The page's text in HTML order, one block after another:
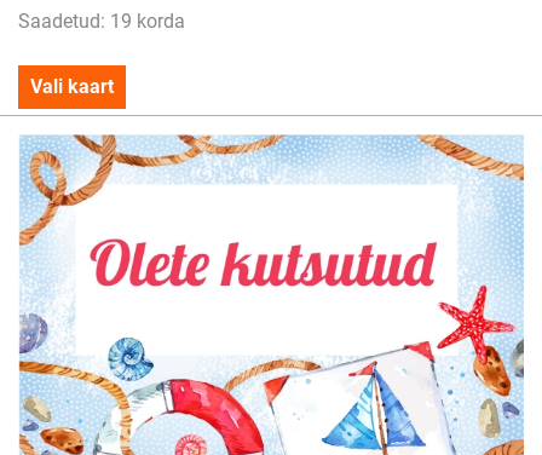
Saadetud: 19 korda
Vali kaart